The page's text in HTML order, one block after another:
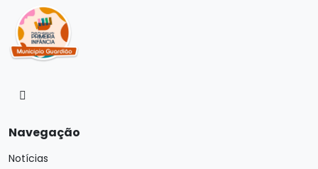
Navegação
Notícias